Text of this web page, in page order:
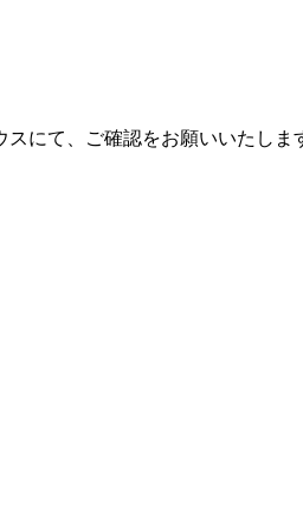
にて、ご確認をお願いいたしま